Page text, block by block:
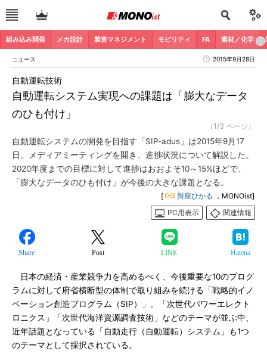
組み込み開発 メカ設計 製造マネジメント モビリティ FA 素材／化学
ニュース 2015年9月28日
自動運転システム実現への課題は「膨大なデータ
のひも付け」
自動運転技術
（1/3 ページ）
自動運転システムの開発を目指す「SIP-adus」は2015年9月17
日、メディアミーティングを開き、進捗状況について解説した。
2020年度までの目標に対して進捗はおおよそ10～15%ほどで、
「膨大なデータのひも付け」が今後の大きな課題となる。
[ 與座ひかる ，MONOist]
PC用表示
関連情報
Share Post LINE Hatena
日本の経済・産業競争力を高めるべく、今後重要な10のプログ
ラムに対して府省横断型の体制で取り組みを続ける「戦略的イノ
ベーション創造プログラム（SIP）」。「次世代パワーエレクト
ロニクス」「次世代海洋資源調査技術」などのテーマが並ぶ中、
近年話題となっている「自動走行（自動運転）システム」も1つ
のテーマとして採択されている。